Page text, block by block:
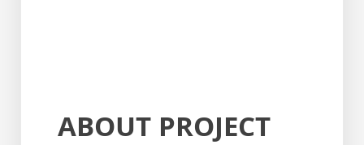
ABOUT PROJECT